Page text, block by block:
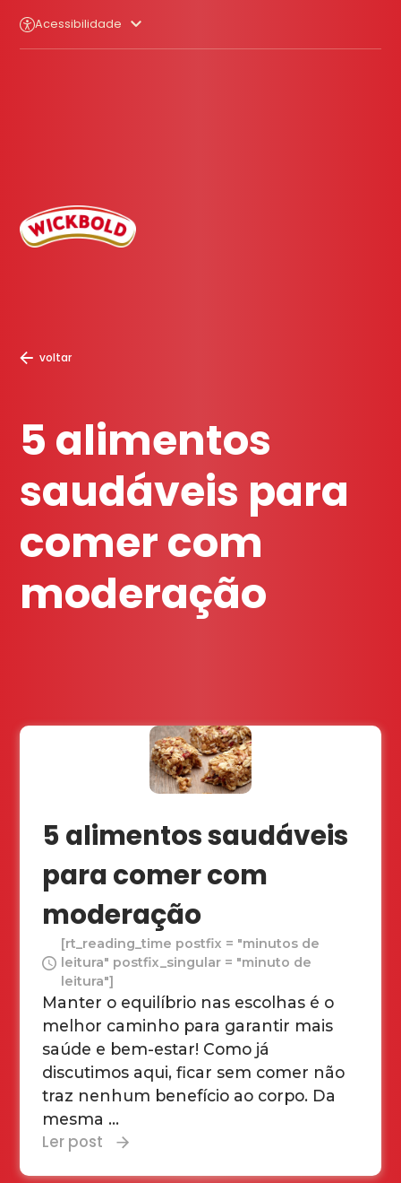
Acessibilidade
voltar
5 alimentos
saudáveis para
comer com
moderação
5 alimentos saudáveis
para comer com
moderação
[rt_reading_time postfix = "minutos de
leitura" postfix_singular = "minuto de
leitura"]
Manter o equilíbrio nas escolhas é o
melhor caminho para garantir mais
saúde e bem-estar! Como já
discutimos aqui, ficar sem comer não
traz nenhum benefício ao corpo. Da
mesma ...
Ler post